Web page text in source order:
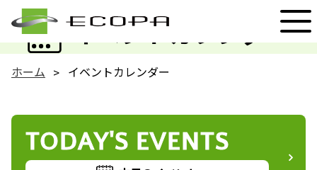
イベントカレンダー
EVENT
ホーム イベントカレンダー
TODAY'S EVENTS